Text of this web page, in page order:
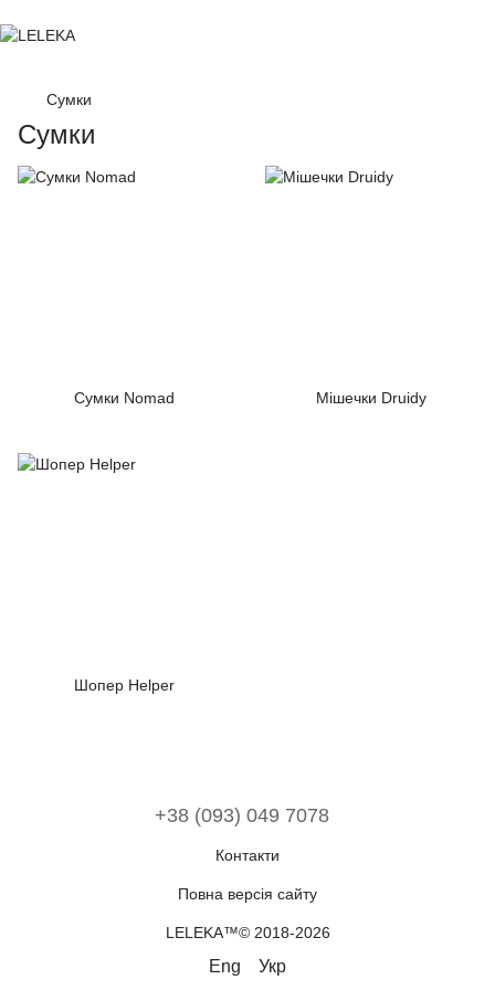
Сумки
Сумки
Сумки Nomad Мішечки Druidy
Шопер Helper
+38 (093) 049 7078
Контакти
Повна версія сайту
LELEKA™© 2018-2026
Eng Укр